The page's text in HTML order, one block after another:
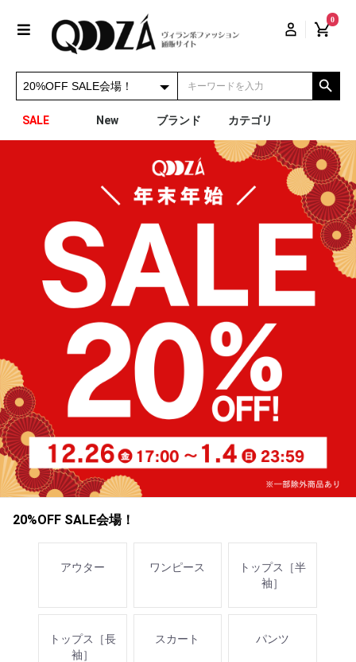
0
SALE New ブランド カテゴリ
20%OFF SALE会場！
アウター ワンピース
トップス［半
袖］
トップス［長
袖］
スカート パンツ